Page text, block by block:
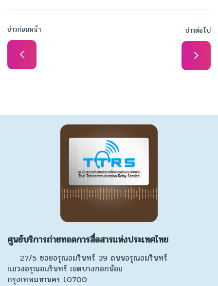
ข่าวก่อนหน้า ข่าวต่อไป
ศูนย์บริการถ่ายทอดการสื่อสารแห่งประเทศไทย
27/5 ซอยอรุณอมรินทร์ 39 ถนนอรุณอมรินทร์
แขวงอรุณอมรินทร์ เขตบางกอกน้อย
กรุงเทพมหานคร 10700